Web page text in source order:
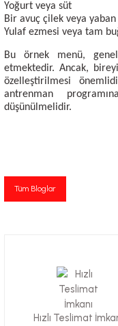
Yoğurt veya süt
Bir avuç çilek veya
Yulaf ezmesi veya tam
Bu örnek menü,
etmektedir. Ancak,
özelleştirilmesi
antrenman
düşünülmelidir.
Tüm Bloglar
Hızlı Teslimat